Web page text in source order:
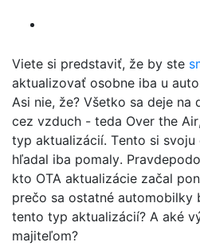
Viete si predstaviť, že by ste
aktualizovať osobne iba u
Asi nie, že? Všetko sa deje na
cez vzduch - teda Over the
typ aktualizácií. Tento si
hľadal iba pomaly.
kto OTA aktualizácie začal
prečo sa ostatné automobilky
tento typ aktualizácií? A aké
majiteľom?